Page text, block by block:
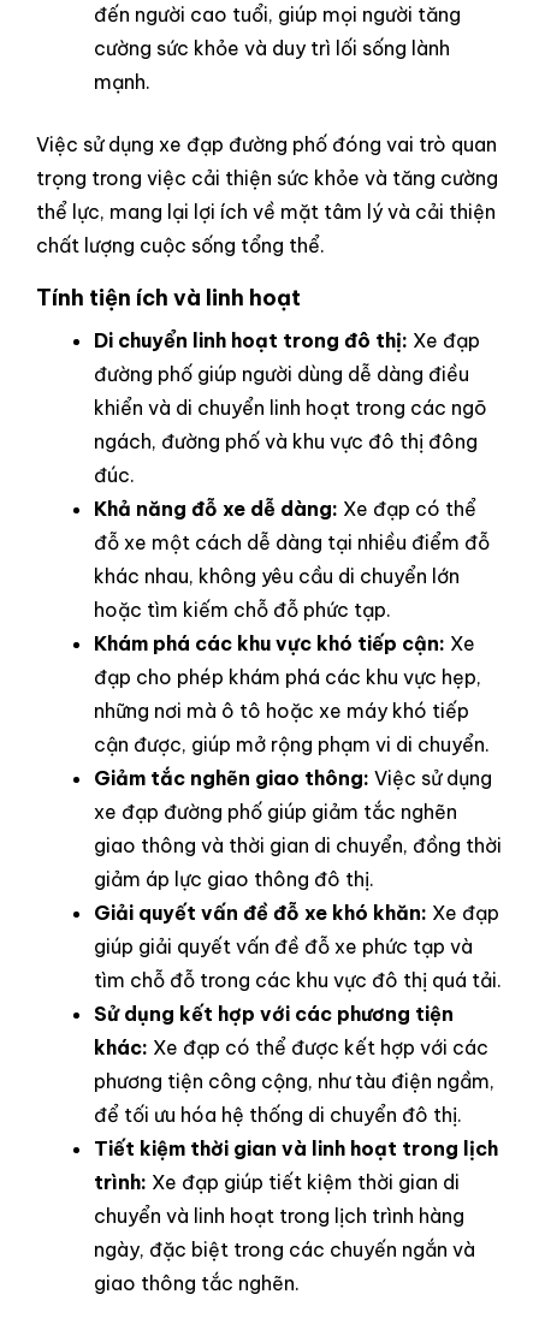
đến người cao tuổi, giúp mọi người tăng
cường sức khỏe và duy trì lối sống lành
mạnh.
Việc sử dụng xe đạp đường phố đóng vai trò quan
trọng trong việc cải thiện sức khỏe và tăng cường
thể lực, mang lại lợi ích về mặt tâm lý và cải thiện
chất lượng cuộc sống tổng thể.
Tính tiện ích và linh hoạt
Di chuyển linh hoạt trong đô thị: Xe đạp
đường phố giúp người dùng dễ dàng điều
khiển và di chuyển linh hoạt trong các ngõ
ngách, đường phố và khu vực đô thị đông
đúc.
Khả năng đỗ xe dễ dàng: Xe đạp có thể
đỗ xe một cách dễ dàng tại nhiều điểm đỗ
khác nhau, không yêu cầu di chuyển lớn
hoặc tìm kiếm chỗ đỗ phức tạp.
Khám phá các khu vực khó tiếp cận: Xe
đạp cho phép khám phá các khu vực hẹp,
những nơi mà ô tô hoặc xe máy khó tiếp
cận được, giúp mở rộng phạm vi di chuyển.
Giảm tắc nghẽn giao thông: Việc sử dụng
xe đạp đường phố giúp giảm tắc nghẽn
giao thông và thời gian di chuyển, đồng thời
giảm áp lực giao thông đô thị.
Giải quyết vấn đề đỗ xe khó khăn: Xe đạp
giúp giải quyết vấn đề đỗ xe phức tạp và
tìm chỗ đỗ trong các khu vực đô thị quá tải.
Sử dụng kết hợp với các phương tiện
khác: Xe đạp có thể được kết hợp với các
phương tiện công cộng, như tàu điện ngầm,
để tối ưu hóa hệ thống di chuyển đô thị.
Tiết kiệm thời gian và linh hoạt trong lịch
trình: Xe đạp giúp tiết kiệm thời gian di
chuyển và linh hoạt trong lịch trình hàng
ngày, đặc biệt trong các chuyến ngắn và
giao thông tắc nghẽn.